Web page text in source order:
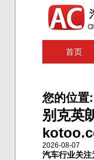
首页
您的位置:
别克英
2026-08-07
汽车行业关注